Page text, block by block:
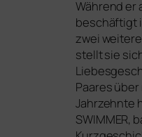
Während er
beschäf­tigt
zwei
stellt sie
Paares
Jahrzehnte
SWIMMER,